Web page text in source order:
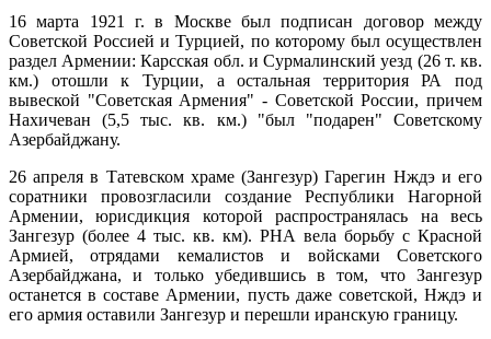
16 марта 1921 г. в Москве был подписан договор между
Советской Россией и Турцией, по которому был осуществлен
раздел Армении: Карсская обл. и Сурмалинский уезд (26 т. кв.
км.) отошли к Турции, а остальная территория РА под
вывеской "Советская Армения" - Советской России, причем
Нахичеван (5,5 тыс. кв. км.) "был "подарен" Советскому
Азербайджану.
26 апреля в Татевском храме (Зангезур) Гарегин Нждэ и его
соратники провозгласили создание Республики Нагорной
Армении, юрисдикция которой распространялась на весь
Зангезур (более 4 тыс. кв. км). РНА вела борьбу с Красной
Армией, отрядами кемалистов и войсками Советского
Азербайджана, и только убедившись в том, что Зангезур
останется в составе Армении, пусть даже советской, Нждэ и
его армия оставили Зангезур и перешли иранскую границу.